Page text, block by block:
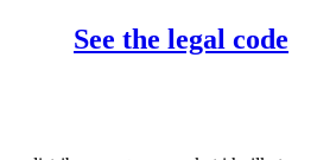
See the legal code